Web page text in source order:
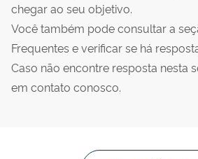
chegar ao seu objetivo.
Você também pode consultar a
Frequentes e verificar se há
Caso não encontre resposta nesta
em contato conosco.